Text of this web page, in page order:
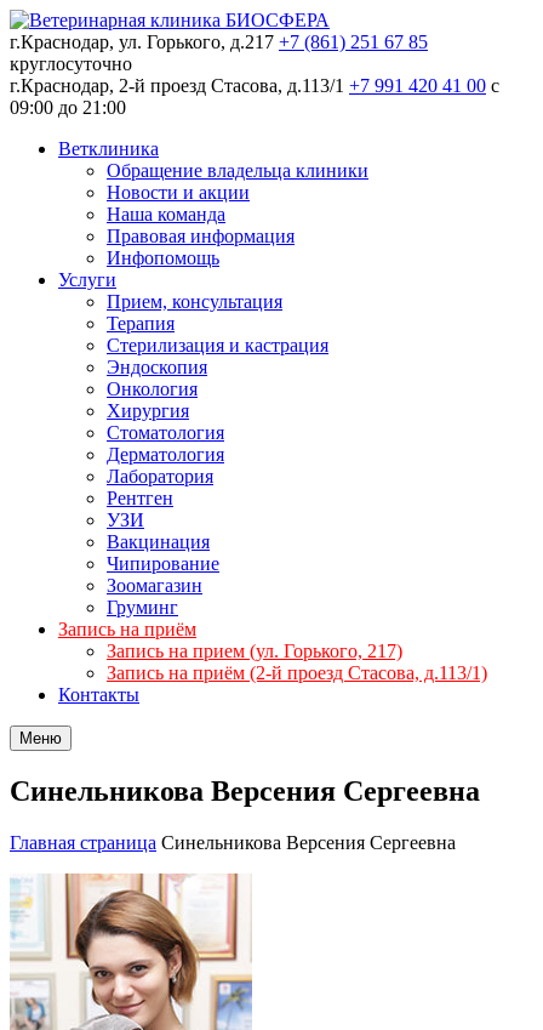
г.Краснодар, ул. Горького, д.217 +7 (861) 251 67 85
круглосуточно
г.Краснодар, 2-й проезд Стасова, д.113/1 +7 991 420 41 00 c
09:00 до 21:00
Ветклиника
Обращение владельца клиники
Новости и акции
Наша команда
Правовая информация
Инфопомощь
Услуги
Прием, консультация
Терапия
Стерилизация и кастрация
Эндоскопия
Онкология
Хирургия
Стоматология
Дерматология
Лаборатория
Рентген
УЗИ
Вакцинация
Чипирование
Зоомагазин
Груминг
Запись на приём
Запись на прием (ул. Горького, 217)
Запись на приём (2-й проезд Стасова, д.113/1)
Контакты
Меню
Синельникова Версения Сергеевна
Главная страница Синельникова Версения Сергеевна